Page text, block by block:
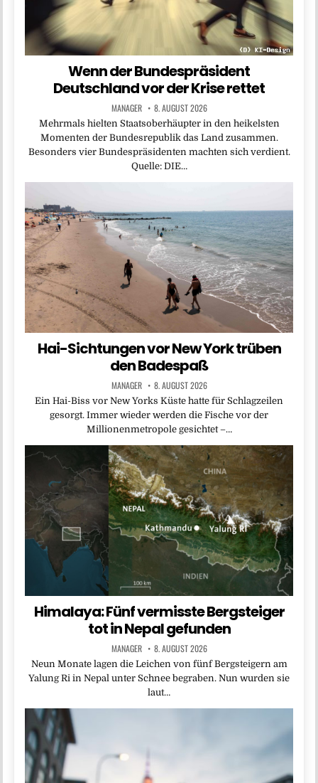
Wenn der Bundespräsident
Deutschland vor der Krise rettet
MANAGER 8. AUGUST 2026
Mehrmals hielten Staatsoberhäupter in den heikelsten
Momenten der Bundesrepublik das Land zusammen.
Besonders vier Bundespräsidenten machten sich verdient.
Quelle: DIE…
Hai-Sichtungen vor New York trüben
den Badespaß
MANAGER 8. AUGUST 2026
Ein Hai-Biss vor New Yorks Küste hatte für Schlagzeilen
gesorgt. Immer wieder werden die Fische vor der
Millionenmetropole gesichtet –…
Himalaya: Fünf vermisste Bergsteiger
tot in Nepal gefunden
MANAGER 8. AUGUST 2026
Neun Monate lagen die Leichen von fünf Bergsteigern am
Yalung Ri in Nepal unter Schnee begraben. Nun wurden sie
laut…